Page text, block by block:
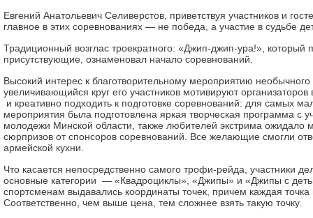
Евгений Анатольевич Селиверстов, приветствуя участников и
главное в этих соревнованиях — не победа, а участие в судьбе
Традиционный возглас троекратного: «Джип-джип-ура!», который
присутствующие, ознаменовал начало соревнований.
Высокий интерес к благотворительному мероприятию
увеличивающийся круг его участников мотивируют организаторов
и креативно подходить к подготовке соревнований: для самых
мероприятия была подготовлена яркая творческая программа с
молодежи Минской области, также любителей экстрима ожидало
сюрпризов от спонсоров соревнований. Все желающие смогли
армейской кухни.
Что касается непосредственно самого трофи-рейда, участники
основные категории — «Квадроциклы», «Джипы» и «Джипы с
спортсменам выдавались координаты точек, причем каждая
Соответственно, чем выше цена, тем сложнее взять такую точку.